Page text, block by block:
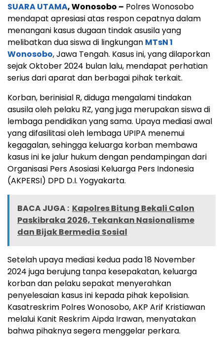
SUARA UTAMA, Wonosobo – Polres Wonosobo
mendapat apresiasi atas respon cepatnya dalam
menangani kasus dugaan tindak asusila yang
melibatkan dua siswa di lingkungan MTsN 1
Wonosobo, Jawa Tengah. Kasus ini, yang dilaporkan
sejak Oktober 2024 bulan lalu, mendapat perhatian
serius dari aparat dan berbagai pihak terkait.
Korban, berinisial R, diduga mengalami tindakan
asusila oleh pelaku RZ, yang juga merupakan siswa di
lembaga pendidikan yang sama. Upaya mediasi awal
yang difasilitasi oleh lembaga UPIPA menemui
kegagalan, sehingga keluarga korban membawa
kasus ini ke jalur hukum dengan pendampingan dari
Organisasi Pers Asosiasi Keluarga Pers Indonesia
(AKPERSI) DPD D.I. Yogyakarta.
BACA JUGA : Kapolres Bitung Bekali Calon
Paskibraka 2026, Tekankan Nasionalisme
dan Bijak Bermedia Sosial
Setelah upaya mediasi kedua pada 18 November
2024 juga berujung tanpa kesepakatan, keluarga
korban dan pelaku sepakat menyerahkan
penyelesaian kasus ini kepada pihak kepolisian.
Kasatreskrim Polres Wonosobo, AKP Arif Kristiawan
melalui Kanit Reskrim Aipda Irawan, menyatakan
bahwa pihaknya segera menggelar perkara.